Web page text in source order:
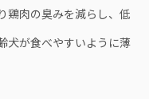
鶏肉の臭みを減らし、低
犬が食べやすいように薄